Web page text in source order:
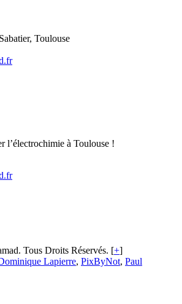
Toulouse
l’électrochimie à Toulouse !
Tous Droits Réservés. [+]
Lapierre, PixByNot, Paul